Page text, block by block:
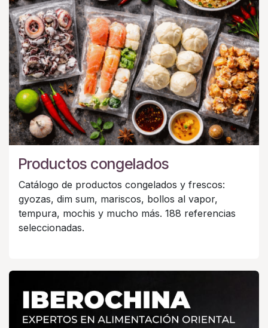
Productos congelados
Catálogo de productos congelados y frescos:
gyozas, dim sum, mariscos, bollos al vapor,
tempura, mochis y mucho más. 188 referencias
seleccionadas.